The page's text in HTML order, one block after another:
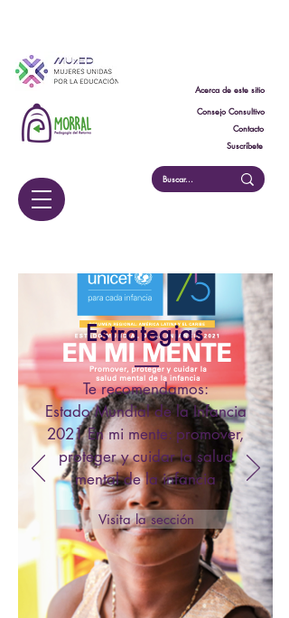
Acerca de este sitio
Consejo Consultivo
Contacto
Suscríbete
Estrategias
Te recomendamos:
Estado Mundial de la Infancia
2021 En mi mente: promover,
proteger y cuidar la salud
mental de la infancia
Visita la sección